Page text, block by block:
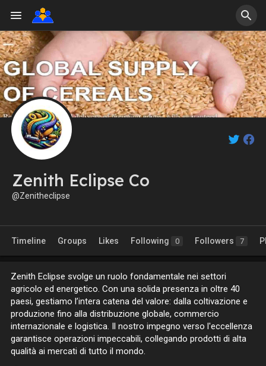
Zenith Eclipse Co
@Zenitheclipse
Timeline Groups Likes Following 0 Followers 7
Zenith Eclipse svolge un ruolo fondamentale nei settori
agricolo ed energetico. Con una solida presenza in oltre 40
paesi, gestiamo l’intera catena del valore: dalla coltivazione e
produzione fino alla distribuzione globale, commercio
internazionale e logistica. Il nostro impegno verso l'eccellenza
garantisce operazioni impeccabili, collegando prodotti di alta
qualità ai mercati di tutto il mondo.